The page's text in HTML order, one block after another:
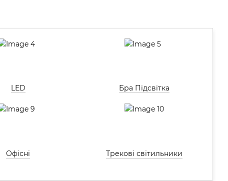
LED Бра Підсвітка
Офісні Трекові світильники